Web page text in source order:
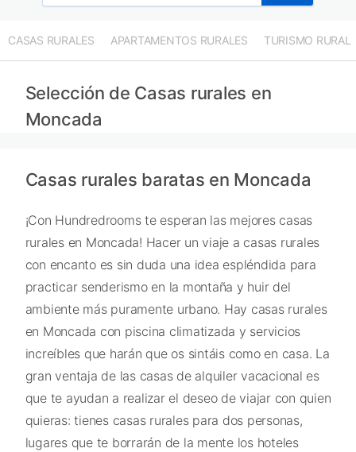
CASAS RURALES APARTAMENTOS RURALES TURISMO RURAL
Selección de Casas rurales en
Moncada
Casas rurales baratas en Moncada
¡Con Hundredrooms te esperan las mejores casas
rurales en Moncada! Hacer un viaje a casas rurales
con encanto es sin duda una idea espléndida para
practicar senderismo en la montaña y huir del
ambiente más puramente urbano. Hay casas rurales
en Moncada con piscina climatizada y servicios
increíbles que harán que os sintáis como en casa. La
gran ventaja de las casas de alquiler vacacional es
que te ayudan a realizar el deseo de viajar con quien
quieras: tienes casas rurales para dos personas,
lugares que te borrarán de la mente los hoteles